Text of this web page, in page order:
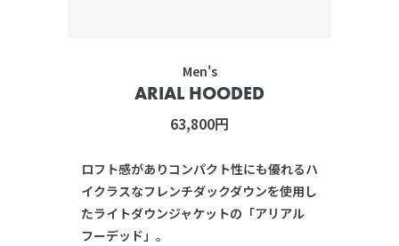
Men's
ARIAL HOODED
63,800円
ロフト感がありコンパクト性にも優れるハ
イクラスなフレンチダックダウンを使用し
たライトダウンジャケットの「アリアル
フーデッド」。